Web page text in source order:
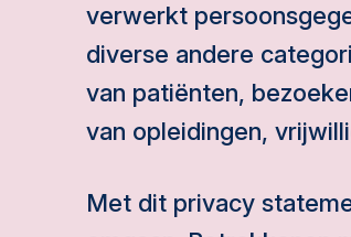
verwerkt
diverse andere
van patiënten,
van opleidingen,
Met dit privacy